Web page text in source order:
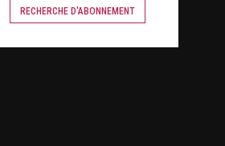
RECHERCHE D'ABONNEMENT